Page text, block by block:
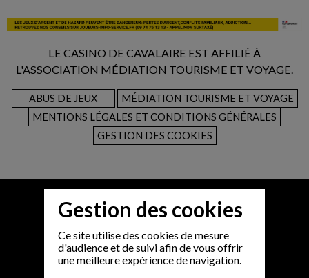
LE CASINO DE CAVALAIRE EST AFFILIÉ À
L'ASSOCIATION MÉDIATION TOURISME ET VOYAGE.
ABUS DE JEUX
MÉDIATION TOURISME ET VOYAGE
MENTIONS LÉGALES ET CONDITIONS GÉNÉRALES
GESTION DES COOKIES
Gestion des cookies
Ce site utilise des cookies de mesure
d'audience et de suivi afin de vous offrir
une meilleure expérience de navigation.